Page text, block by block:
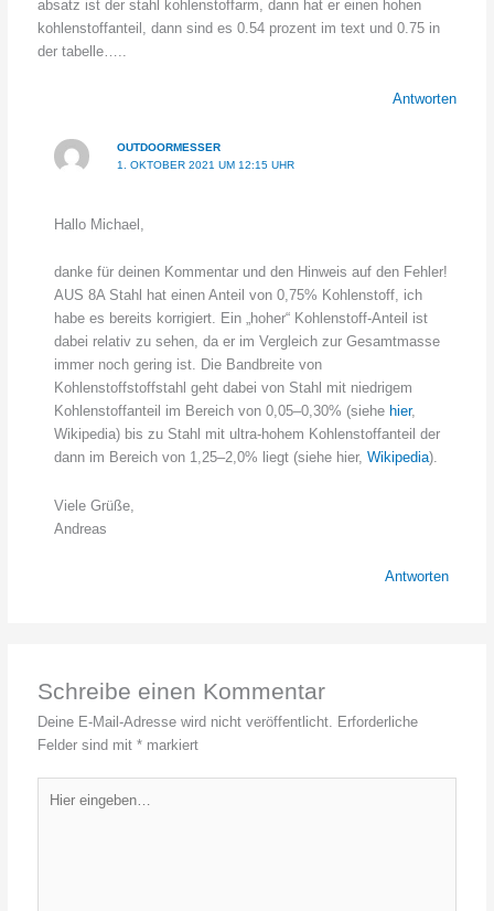
absatz ist der stahl kohlenstoffarm, dann hat er einen hohen
kohlenstoffanteil, dann sind es 0.54 prozent im text und 0.75 in
der tabelle…..
Antworten
OUTDOORMESSER
1. OKTOBER 2021 UM 12:15 UHR
Hallo Michael,
danke für deinen Kommentar und den Hinweis auf den Fehler!
AUS 8A Stahl hat einen Anteil von 0,75% Kohlenstoff, ich
habe es bereits korrigiert. Ein „hoher“ Kohlenstoff-Anteil ist
dabei relativ zu sehen, da er im Vergleich zur Gesamtmasse
immer noch gering ist. Die Bandbreite von
Kohlenstoffstoffstahl geht dabei von Stahl mit niedrigem
Kohlenstoffanteil im Bereich von 0,05–0,30% (siehe hier,
Wikipedia) bis zu Stahl mit ultra-hohem Kohlenstoffanteil der
dann im Bereich von 1,25–2,0% liegt (siehe hier,Wikipedia).
Viele Grüße,
Andreas
Antworten
Schreibe einen Kommentar
Deine E-Mail-Adresse wird nicht veröffentlicht. Erforderliche
Felder sind mit* markiert
eingeben…